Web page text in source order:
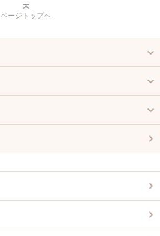
ページトップへ